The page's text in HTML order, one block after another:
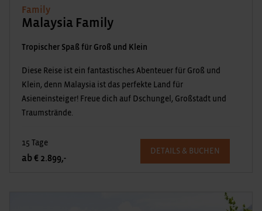
Family
Malaysia Family
Tropischer Spaß für Groß und Klein
Diese Reise ist ein fantastisches Abenteuer für Groß und
Klein, denn Malaysia ist das perfekte Land für
Asieneinsteiger! Freue dich auf Dschungel, Großstadt und
Traumstrände.
15 Tage
ab € 2.899,-
DETAILS & BUCHEN